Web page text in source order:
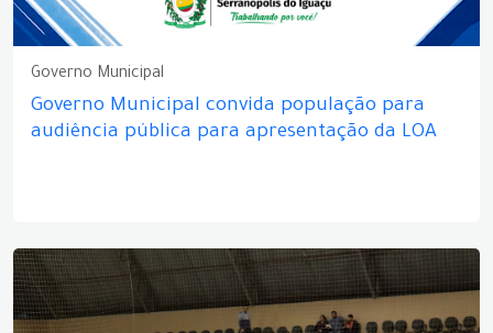
Governo Municipal
Governo Municipal convida população para
audiência pública para apresentação da LOA